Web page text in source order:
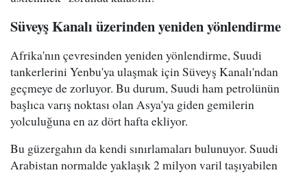
Süveyş Kanalı üzerinden yeniden yönlendirme
Afrika'nın çevresinden yeniden yönlendirme, Suudi
tankerlerini Yenbu'ya ulaşmak için Süveyş Kanalı'ndan
geçmeye de zorluyor. Bu durum, Suudi ham petrolünün
başlıca varış noktası olan Asya'ya giden gemilerin
yolculuğuna en az dört hafta ekliyor.
Bu güzergahın da kendi sınırlamaları bulunuyor. Suudi
Arabistan normalde yaklaşık 2 milyon varil taşıyabilen